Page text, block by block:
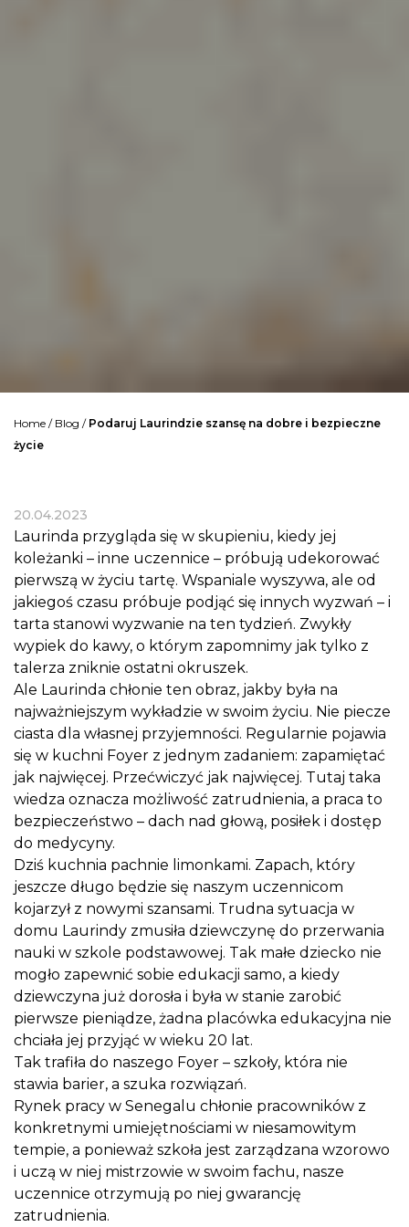
Home / Blog / Podaruj Laurindzie szansę na dobre i bezpieczne
życie
20.04.2023
Laurinda przygląda się w skupieniu, kiedy jej
koleżanki – inne uczennice – próbują udekorować
pierwszą w życiu tartę. Wspaniale wyszywa, ale od
jakiegoś czasu próbuje podjąć się innych wyzwań – i
tarta stanowi wyzwanie na ten tydzień. Zwykły
wypiek do kawy, o którym zapomnimy jak tylko z
talerza zniknie ostatni okruszek.
Ale Laurinda chłonie ten obraz, jakby była na
najważniejszym wykładzie w swoim życiu. Nie piecze
ciasta dla własnej przyjemności. Regularnie pojawia
się w kuchni Foyer z jednym zadaniem: zapamiętać
jak najwięcej. Przećwiczyć jak najwięcej. Tutaj taka
wiedza oznacza możliwość zatrudnienia, a praca to
bezpieczeństwo – dach nad głową, posiłek i dostęp
do medycyny.
Dziś kuchnia pachnie limonkami. Zapach, który
jeszcze długo będzie się naszym uczennicom
kojarzył z nowymi szansami. Trudna sytuacja w
domu Laurindy zmusiła dziewczynę do przerwania
nauki w szkole podstawowej. Tak małe dziecko nie
mogło zapewnić sobie edukacji samo, a kiedy
dziewczyna już dorosła i była w stanie zarobić
pierwsze pieniądze, żadna placówka edukacyjna nie
chciała jej przyjąć w wieku 20 lat.
Tak trafiła do naszego Foyer – szkoły, która nie
stawia barier, a szuka rozwiązań.
Rynek pracy w Senegalu chłonie pracowników z
konkretnymi umiejętnościami w niesamowitym
tempie, a ponieważ szkoła jest zarządzana wzorowo
i uczą w niej mistrzowie w swoim fachu, nasze
uczennice otrzymują po niej gwarancję
zatrudnienia.